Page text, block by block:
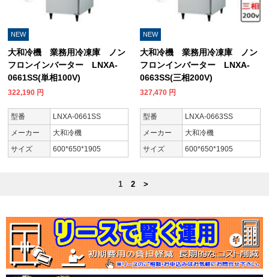
NEW
大和冷機 業務用冷凍庫 ノン
フロンインバーター LNXA-
0661SS(単相100V)
322,190 円
型番
LNXA-0661SS
メーカー
大和冷機
サイズ
600*650*1905
NEW
大和冷機 業務用冷凍庫 ノン
フロンインバーター LNXA-
0663SS(三相200V)
327,470 円
型番
LNXA-0663SS
メーカー
大和冷機
サイズ
600*650*1905
1 2 >